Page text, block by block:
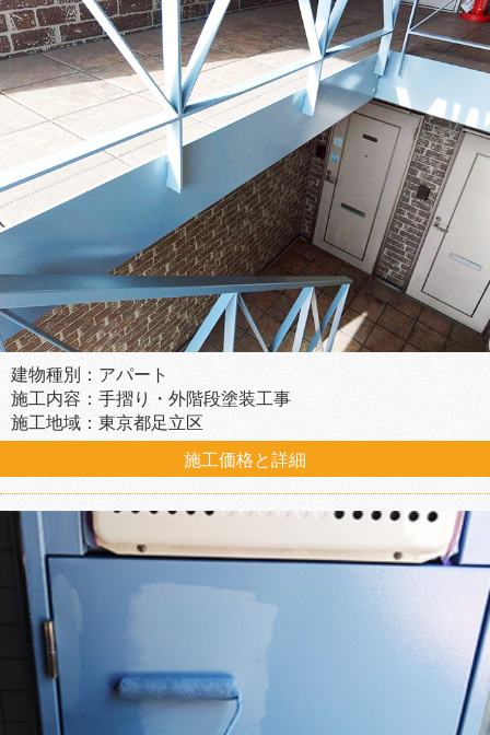
建物種別：アパート
施工内容：手摺り・外階段塗装工事
施工地域：東京都足立区
施工価格と詳細